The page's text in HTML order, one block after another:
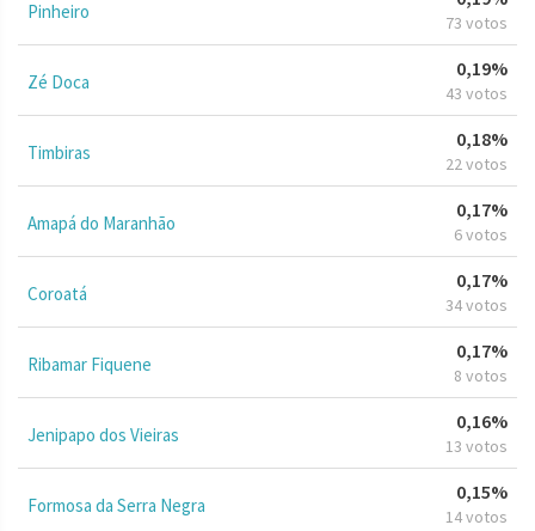
Pinheiro 73 votos
Zé Doca
0,19%
43 votos
Timbiras
0,18%
22 votos
Amapá do Maranhão
0,17%
6 votos
Coroatá
0,17%
34 votos
Ribamar Fiquene
0,17%
8 votos
Jenipapo dos Vieiras
0,16%
13 votos
Formosa da Serra Negra
0,15%
14 votos